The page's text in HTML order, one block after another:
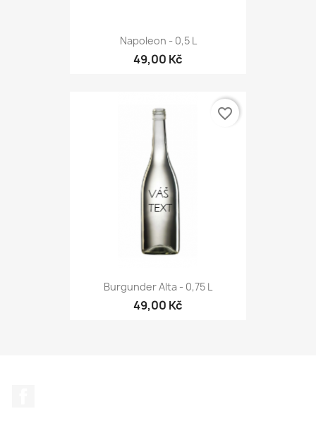
Napoleon - 0,5 L
49,00 Kč
Burgunder Alta - 0,75 L
49,00 Kč
favorite_border